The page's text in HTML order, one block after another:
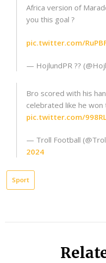
Africa version of
you this goal ?
pic.twitter.com/
— HojlundPR ??
Bro scored with his
celebrated like he won
pic.twitter.com/
— Troll Football
2024
Sport